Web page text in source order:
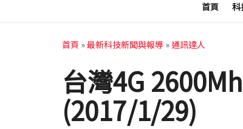
首頁 科
首頁 »最新科技新聞與報導 »通訊達人
台灣4G
(2017/1/29)